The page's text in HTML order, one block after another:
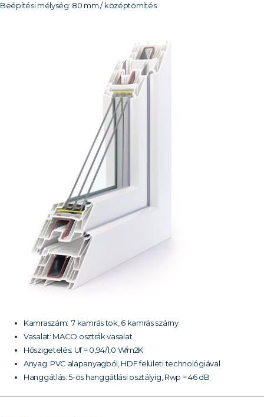
Beépítési mélység: 80 mm / középtömítés
Kamraszám: 7 kamrás tok, 6 kamrás szárny
Vasalat: MACO osztrák vasalat
Hőszigetelés: Uf = 0,94/1,0 W/m2K
Anyag: PVC alapanyagból, HDF felületi technológiával
Hanggátlás: 5-ös hanggátlási osztályig, Rwp = 46 dB